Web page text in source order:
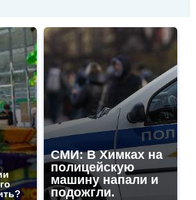
СМИ: В Химках на
полицейскую
машину напали и
подожгли.